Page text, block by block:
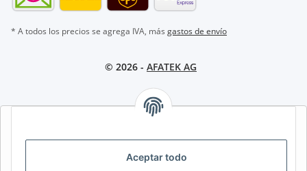
Aceptar todo
* A todos los precios se agrega IVA, más gastos de envío
© 2026 - AFATEK AG
SELECT REGION & LANGUAGE | CHOISIR LA RÉGION ET LA